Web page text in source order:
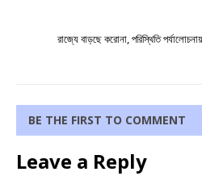
রাজ্যে বাড়ছে করোনা, পরিস্থিতি
BE THE FIRST TO COMMENT
Leave a Reply